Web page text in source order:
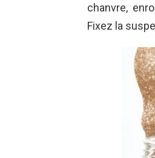
chanvre,
Fixez la